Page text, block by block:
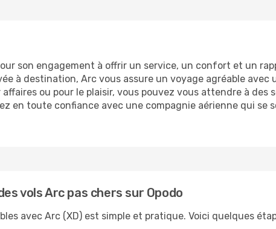
son engagement à offrir un service, un confort et un
à destination, Arc vous assure un voyage agréable
affaires ou pour le plaisir, vous pouvez vous attendre à
en toute confiance avec une compagnie aérienne qui se
vols Arc pas chers sur Opodo
avec Arc (XD) est simple et pratique. Voici quelques